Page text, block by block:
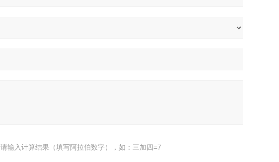
请输入计算结果（填写阿拉伯数字），如：三加四=7